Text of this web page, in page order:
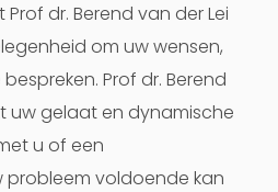
dr. Berend van der Lei
om uw wensen,
Prof dr. Berend
uw gelaat en dynamische
u of een
voldoende kan